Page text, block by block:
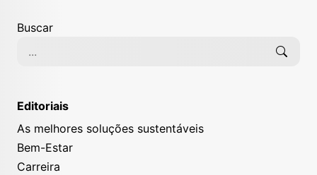
Buscar
Editoriais
As melhores soluções sustentáveis
Bem-Estar
Carreira